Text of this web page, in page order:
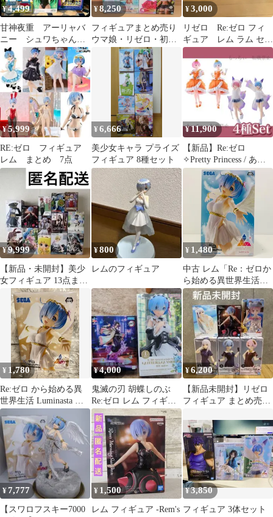
¥4,499
甘神夜重 アーリャバ
ニー シュワちゃん
レム バニー フィギュ
ア 新品 4点
¥8,250
フィギュアまとめ売り
ウマ娘・リゼロ・初音
ミク・推しの子等9体セ
¥3,000
リゼロ Re:ゼロ フィ
ギュア レム ラム セッ
ト
¥5,999
RE:ゼロ フィギュア
レム まとめ 7点
¥6,666
美少女キャラ プライズ
フィギュア 8種セット
¥11,900
【新品】Re:ゼロ
✧Pretty Princess / あめ
がりの日 4種セット
¥9,999
【新品・未開封】美少
女フィギュア 13点まと
め売り ONE PIECE
¥800
レムのフィギュア
¥ 1,480
中古 レム「Re：ゼロか
ら始める異世界生活」
Luminasta“レム”-超鬼天
使-
¥ 1,780
Re:ゼロ から始める異
世界生活 Luminasta レ
ム 熾天使 プライズ フ
ィギュア リゼロ
Re:Zero -Starting Life in
Another World Re: Life
in a Different World from
Zero a
¥4,000
鬼滅の刃 胡蝶しのぶ
Re:ゼロ レム フィギュ
ア 2体セット
¥6,200
【新品未開封】リゼロ
フィギュア まとめ売り
¥7,777
【スワロフスキー7000
¥ 1,500
レム フィギュア -Rem's
¥3,850
フィギュア 3体セット